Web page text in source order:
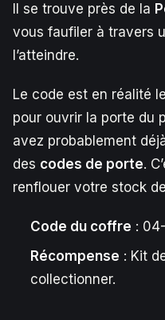
Il se trouve près de la
vous faufiler à travers
l’atteindre.
Le code est en réalité
pour ouvrir la porte du
avez probablement
des codes de porte.
renflouer votre stock
Code du coffre :
Récompense : Kit
collectionner.